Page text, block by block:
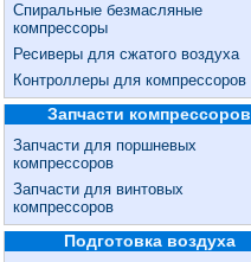
Спиральные безмасляные
компрессоры
Ресиверы для сжатого воздуха
Контроллеры для компрессоров
Запчасти компрессоров
Запчасти для поршневых
компрессоров
Запчасти для винтовых
компрессоров
Подготовка воздуха